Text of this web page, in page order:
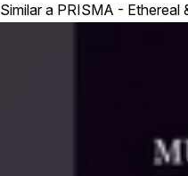
Similar a PRISMA - Ethereal